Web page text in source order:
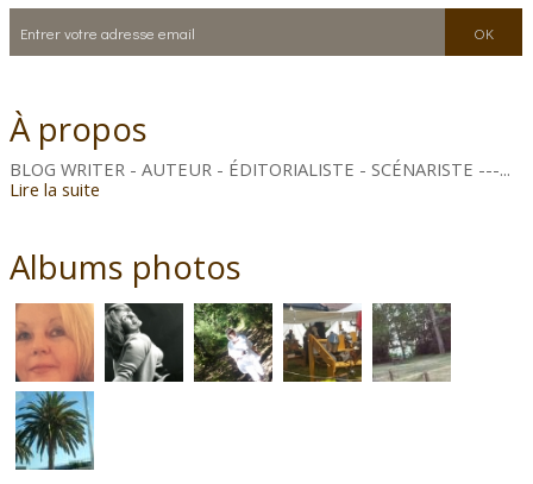
À propos
BLOG WRITER - AUTEUR - ÉDITORIALISTE - SCÉNARISTE ---...
Lire la suite
Albums photos